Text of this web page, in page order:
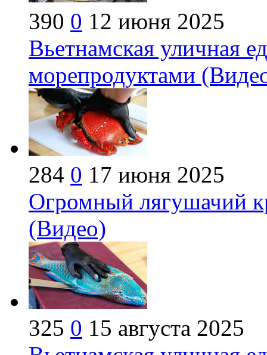
390 0 12 июня 2025
Вьетнамская уличная
морепродуктами
284 0 17 июня 2025
Огромный лягушачий
(Видео)
325 0 15 августа 2025